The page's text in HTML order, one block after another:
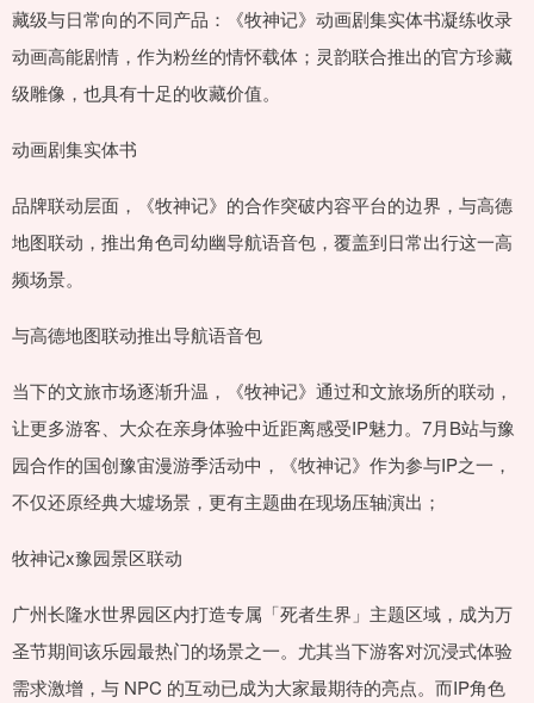
藏级与日常向的不同产品：《牧神记》动画剧集实体书凝练收录
动画高能剧情，作为粉丝的情怀载体；灵韵联合推出的官方珍藏
级雕像，也具有十足的收藏价值。
动画剧集实体书
品牌联动层面，《牧神记》的合作突破内容平台的边界，与高德
地图联动，推出角色司幼幽导航语音包，覆盖到日常出行这一高
频场景。
与高德地图联动推出导航语音包
当下的文旅市场逐渐升温，《牧神记》通过和文旅场所的联动，
让更多游客、大众在亲身体验中近距离感受IP魅力。7月B站与豫
园合作的国创豫宙漫游季活动中，《牧神记》作为参与IP之一，
不仅还原经典大墟场景，更有主题曲在现场压轴演出；
牧神记x豫园景区联动
广州长隆水世界园区内打造专属「死者生界」主题区域，成为万
圣节期间该乐园最热门的场景之一。尤其当下游客对沉浸式体验
需求激增，与 NPC 的互动已成为大家最期待的亮点。而IP角色